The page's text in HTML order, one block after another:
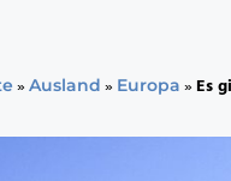
» Ausland » Europa »Es